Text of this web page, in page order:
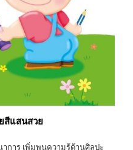
สีแสนสวย
การ เพิ่มพูนความรู้ด้านศิลปะ